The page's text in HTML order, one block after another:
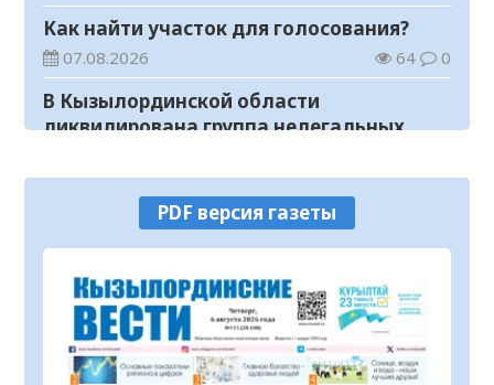
Как найти участок для голосования?
07.08.2026 64 0
В Кызылординской области
ликвидирована группа нелегальных
Аким области ознакомился с работой
племенного хозяйства в
Жанакорганском районе
07.08.2026 88 0
В Кызылординской области пройдут
мероприятия, посвященные
Международному дню молодежи
07.08.2026 40
PDF версия газеты